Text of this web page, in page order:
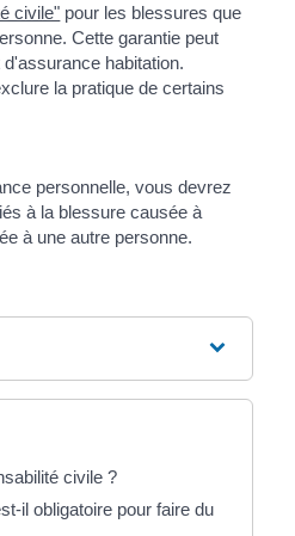
civile" pour les blessures que
Cette garantie peut
habitation.
la pratique de certains
personnelle, vous devrez
à la blessure causée à
à une autre personne.
civile ?
il obligatoire pour faire du